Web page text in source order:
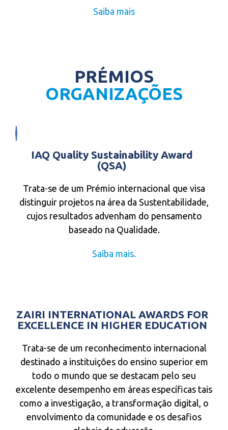
Saiba mais
PRÉMIOS
ORGANIZAÇÕES
IAQ Quality Sustainability Award
(QSA)
Trata-se de um Prémio internacional que visa
distinguir projetos na área da Sustentabilidade,
cujos resultados advenham do pensamento
baseado na Qualidade.
Saiba mais.
ZAIRI INTERNATIONAL AWARDS FOR
EXCELLENCE IN HIGHER EDUCATION
Trata-se de um reconhecimento internacional
destinado a instituições do ensino superior em
todo o mundo que se destacam pelo seu
excelente desempenho em áreas específicas tais
como a investigação, a transformação digital, o
envolvimento da comunidade e os desafios